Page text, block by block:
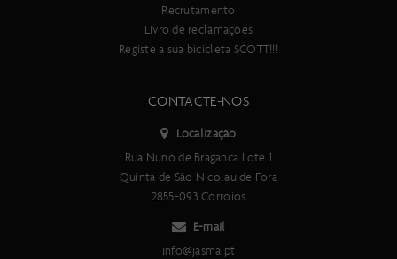
Recrutamento
Livro de reclamações
Registe a sua bicicleta SCOTT!!!
CONTACTE-NOS
Localização
Rua Nuno de Braganca Lote 1
Quinta de São Nicolau de Fora
2855-093 Corroios
E-mail
info@jasma.pt